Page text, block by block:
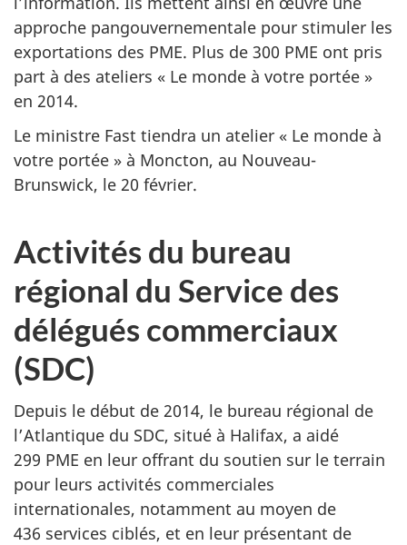
approche pangouvernementale pour stimuler les
exportations des PME. Plus de 300 PME ont pris
part à des ateliers « Le monde à votre portée »
en 2014.
Le ministre Fast tiendra un atelier « Le monde à
votre portée » à Moncton, au Nouveau-
Brunswick, le 20 février.
Activités du bureau
régional du Service des
délégués commerciaux
(SDC)
Depuis le début de 2014, le bureau régional de
l’Atlantique du SDC, situé à Halifax, a aidé
299 PME en leur offrant du soutien sur le terrain
pour leurs activités commerciales
internationales, notamment au moyen de
436 services ciblés, et en leur présentant de